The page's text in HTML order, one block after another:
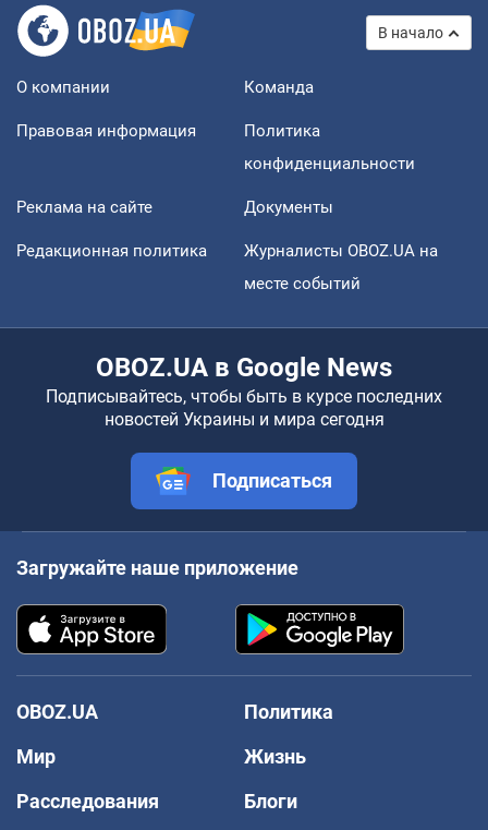
В начало
О компании Команда
Правовая информация
Политика
конфиденциальности
Реклама на сайте Документы
Редакционная политика
Журналисты OBOZ.UA на
месте событий
OBOZ.UA в Google News
Подписывайтесь, чтобы быть в курсе последних
новостей Украины и мира сегодня
Подписаться
Загружайте наше приложение
OBOZ.UA
Политика
Мир
Жизнь
Расследования
Блоги